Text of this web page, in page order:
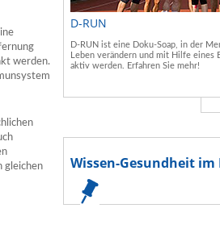
werden.
gleichen
D-RUN
D-RUN ist eine Doku-Soap, in der
Leben verändern und mit Hilfe eines
aktiv werden. Erfahren Sie mehr!
Wissen-Gesundheit im